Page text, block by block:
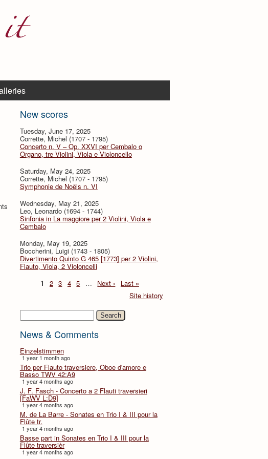
New scores
Tuesday, June 17, 2025
Corrette, Michel (1707 - 1795)
Concerto n. V – Op. XXVI per Cembalo o
Organo, tre Violini, Viola e Violoncello
Saturday, May 24, 2025
Corrette, Michel (1707 - 1795)
Symphonie de Noëls n. VI
Wednesday, May 21, 2025
Leo, Leonardo (1694 - 1744)
Sinfonia in La maggiore per 2 Violini, Viola e
Cembalo
Monday, May 19, 2025
Boccherini, Luigi (1743 - 1805)
Divertimento Quinto G 465 [1773] per 2 Violini,
Flauto, Viola, 2 Violoncelli
1
2 3 4 5 … Next ›
Last »
Site history
Search
News & Comments
Einzelstimmen
1 year 1 month ago
Trio per Flauto traversiere, Oboe d'amore e
Basso TWV 42:A9
1 year 4 months ago
J. F. Fasch - Concerto a 2 Flauti traversieri
[FaWV L:D9]
1 year 4 months ago
M. de La Barre - Sonates en Trio I & III pour la
Flûte tr.
1 year 4 months ago
Basse part in Sonates en Trio I & III pour la
Flûte traversièr
1 year 4 months ago